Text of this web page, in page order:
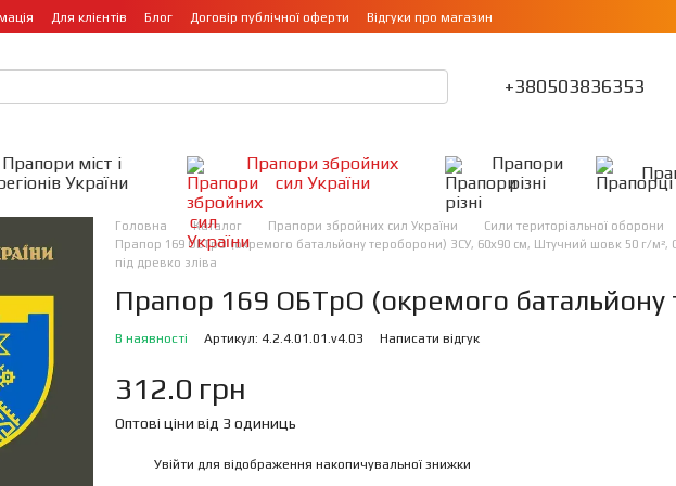
Для клієнтів Блог Договір публічної оферти Відгуки про магазин
+380503836353
Прапори міст і
України
Прапори збройних
сил України
Прапори
різні
Головна Каталог Прапори збройних сил України
Сили територіальної оборони
Прапор 169 ОБТрО (окремого батальйону тероборони) ЗСУ, 60х90 см, Штучний шовк 50 г/м²,
під древко зліва
Прапор 169 ОБТрО (окремого батальйону
В наявності Артикул: 4.2.4.01.01.v4.03 Написати відгук
312.0 грн
Оптові ціни від 3 одиниць
Увійти для відображення накопичувальної знижки